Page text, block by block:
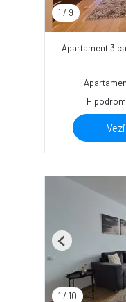
1 / 9
Apartament 3
1 / 10
Previous